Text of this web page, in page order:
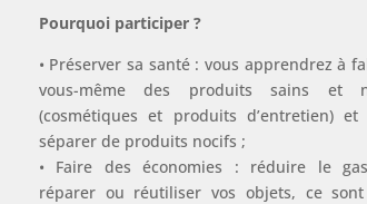
Pourquoi participer ?
• Préserver sa santé : vous apprendrez à
vous-même des produits sains et
(cosmétiques et produits d’entretien) et
séparer de produits nocifs ;
• Faire des économies : réduire le
réparer ou réutiliser vos objets, ce